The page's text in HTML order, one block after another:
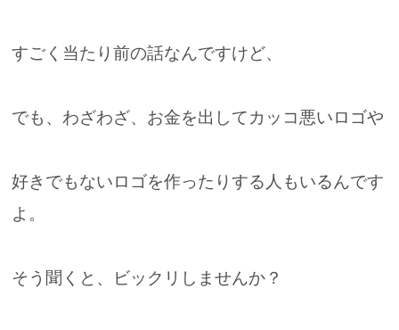
すごく当たり前の話なんですけど、
でも、わざわざ、お金を出してカッコ悪いロゴや
好きでもないロゴを作ったりする人もいるんです
よ。
そう聞くと、ビックリしませんか？